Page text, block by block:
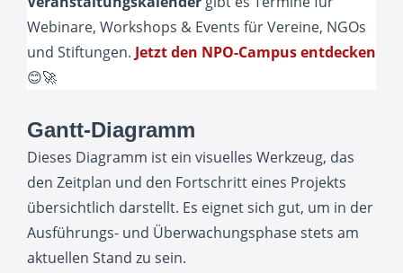
Webinare, Workshops & Events für Vereine, NGOs
und Stiftungen. Jetzt den NPO-Campus entdecken
😊🚀
Gantt-Diagramm
Dieses Diagramm ist ein visuelles Werkzeug, das
den Zeitplan und den Fortschritt eines Projekts
übersichtlich darstellt. Es eignet sich gut, um in der
Ausführungs- und Überwachungsphase stets am
aktuellen Stand zu sein.